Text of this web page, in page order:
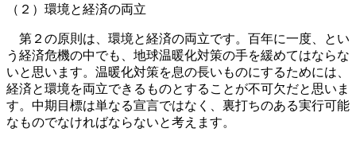
（２）環境と経済の両立
第２の原則は、環境と経済の両立です。百年に一度、とい
う経済危機の中でも、地球温暖化対策の手を緩めてはならな
いと思います。温暖化対策を息の長いものにするためには、
経済と環境を両立できるものとすることが不可欠だと思いま
す。中期目標は単なる宣言ではなく、裏打ちのある実行可能
なものでなければならないと考えます。